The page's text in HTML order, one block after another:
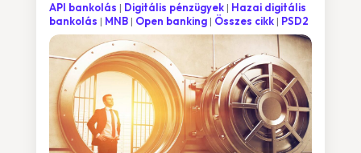
API bankolás Digitális pénzügyek
Hazai digitális
bankolás
MNB Open banking Összes cikk PSD2